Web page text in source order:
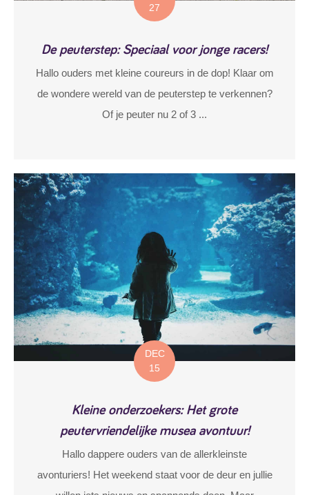
27
De peuterstep: Speciaal voor jonge racers!
Hallo ouders met kleine coureurs in de dop! Klaar om
de wondere wereld van de peuterstep te verkennen?
Of je peuter nu 2 of 3 ...
DEC
15
Kleine onderzoekers: Het grote
peutervriendelijke musea avontuur!
Hallo dappere ouders van de allerkleinste
avonturiers! Het weekend staat voor de deur en jullie